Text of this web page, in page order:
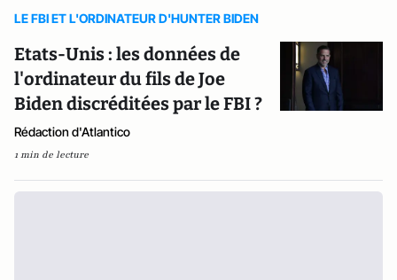
LE FBI ET L'ORDINATEUR D'HUNTER BIDEN
Etats-Unis : les données de
l'ordinateur du fils de Joe
Biden discréditées par le FBI ?
Rédaction d'Atlantico
1 min de lecture